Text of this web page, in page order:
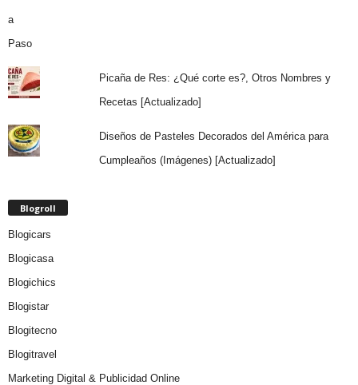
Picaña de Res: ¿Qué corte es?, Otros Nombres y
Recetas [Actualizado]
Diseños de Pasteles Decorados del América para
Cumpleaños (Imágenes) [Actualizado]
Blogroll
Blogicars
Blogicasa
Blogichics
Blogistar
Blogitecno
Blogitravel
Marketing Digital & Publicidad Online